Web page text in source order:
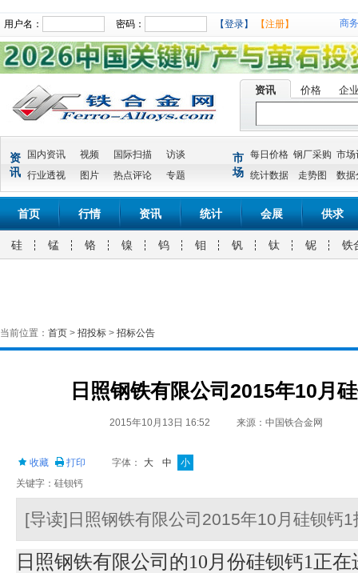
用户名： 密码： 【登录】 【注册】 商
资讯 价格 企
资
讯
国内资讯 视频 国际扫描
访谈
行业透视
图片 热点评论 专题
市
场
每日价格 钢厂采购 市场
统计数据
走势图 数据
首页 行情 资讯 统计 会展 供求
硅 锰 铬 镍 钨 钼 钒 钛 铌 铁
当前位置： 首页 > 招投标 > 招标公告
日照钢铁有限公司2015年10月
2015年10月13日 16:52 来源：中国铁合金网
收藏 打印 字体： 大 中
小
关键字：硅钡钙
[导读]日照钢铁有限公司2015年10月硅钡钙1
日照钢铁有限公司的10月份硅钡钙1正